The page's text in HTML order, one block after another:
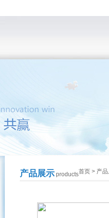
产品展示products首页> 产